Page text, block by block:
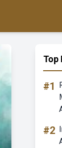
Top
#1
#2